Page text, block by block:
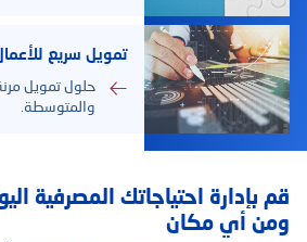
تمويل سريع
حلول تمويل
والمتوسطة.
قم بإدارة احتياجاتك المصرفية
ومن أي مكان